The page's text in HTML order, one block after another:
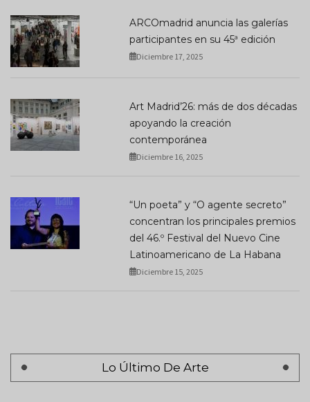
ARCOmadrid anuncia las galerías
participantes en su 45ª edición
Diciembre 17, 2025
Art Madrid’26: más de dos décadas
apoyando la creación
contemporánea
Diciembre 16, 2025
“Un poeta” y “O agente secreto”
concentran los principales premios
del 46.º Festival del Nuevo Cine
Latinoamericano de La Habana
Diciembre 15, 2025
Lo Último De Arte